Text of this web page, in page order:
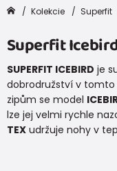
Kolekcie Superfit
Superfit
SUPERFIT ICEBIRD je
dobrodružství v
zipům se model
lze jej velmi rychle
TEX udržuje nohy v